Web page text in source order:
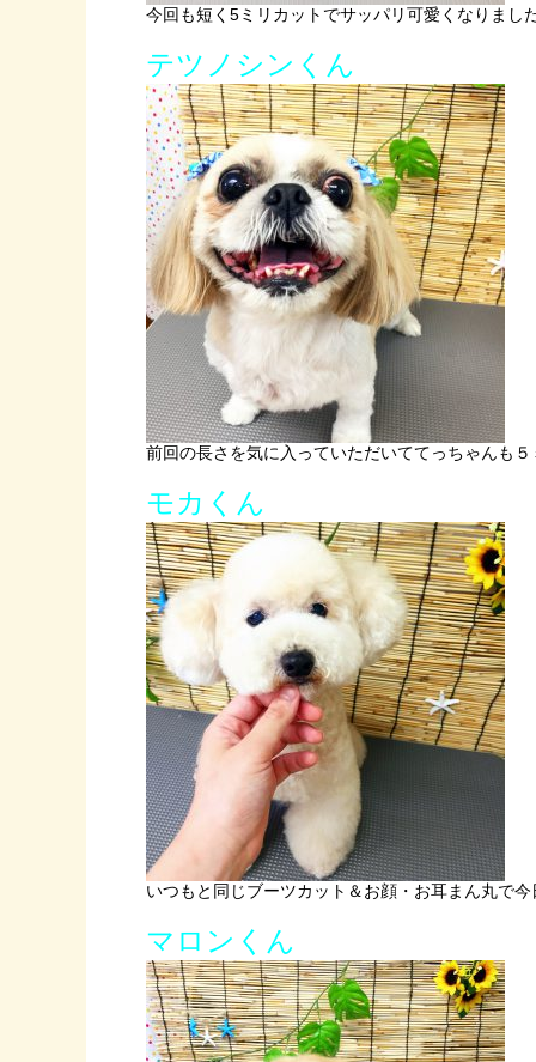
今回も短く5ミリカットでサッパリ可愛くなりまし
テツノシンくん
前回の長さを気に入っていただいててっちゃんも
モカくん
いつもと同じブーツカット＆お顔・お耳まん丸で
マロンくん